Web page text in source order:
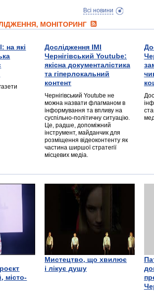
Всі новини
МОНІТОРИНГ
на які
Дослідження ІМІ
Чернігівський Youtube:
якісна документалістика
та гіперлокальний
контент
Чернігівський Youtube не
можна назвати флагманом в
інформування та впливу на
суспільно-політичну ситуацію.
Це, радше, допоміжний
інструмент, майданчик для
розміщення відеоконтенту як
частина ширшої стратегії
місцевих медіа.
місто-
Мистецтво, що хвилює
і лікує душу